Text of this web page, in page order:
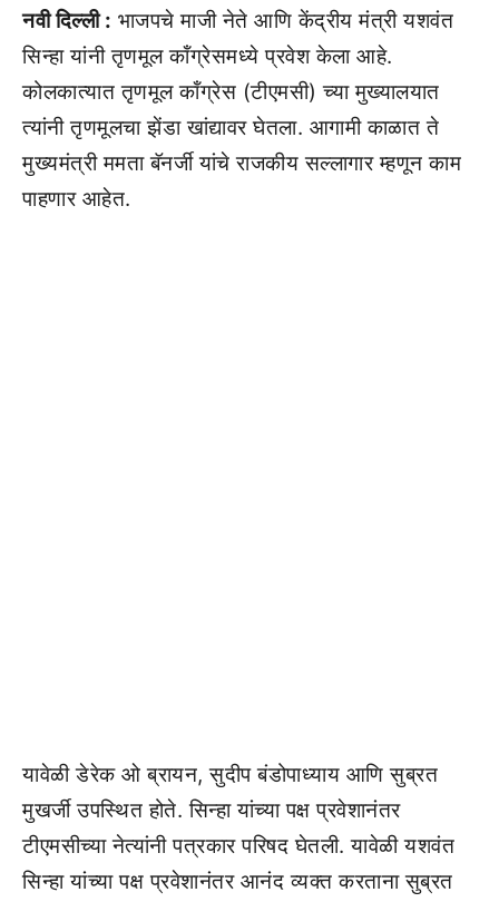
नवी दिल्ली : भाजपचे माजी नेते आणि केंद्रीय मंत्री यशवंत
सिन्हा यांनी तृणमूल कॉंग्रेसमध्ये प्रवेश केला आहे.
कोलकात्यात तृणमूल कॉंग्रेस (टीएमसी) च्या मुख्यालयात
त्यांनी तृणमूलचा झेंडा खांद्यावर घेतला. आगामी काळात ते
मुख्यमंत्री ममता बॅनर्जी यांचे राजकीय सल्लागार म्हणून काम
पाहणार आहेत.
यावेळी डेरेक ओ ब्रायन, सुदीप बंडोपाध्याय आणि सुब्रत
मुखर्जी उपस्थित होते. सिन्हा यांच्या पक्ष प्रवेशानंतर
टीएमसीच्या नेत्यांनी पत्रकार परिषद घेतली. यावेळी यशवंत
सिन्हा यांच्या पक्ष प्रवेशानंतर आनंद व्यक्त करताना सुब्रत